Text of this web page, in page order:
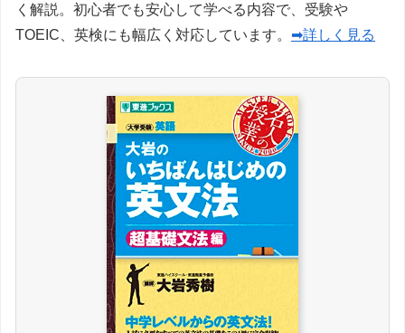
く解説。初心者でも安心して学べる内容で、受験や
TOEIC、英検にも幅広く対応しています。 ➡詳しく見る